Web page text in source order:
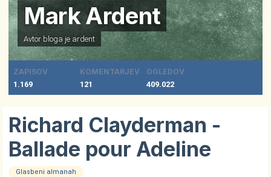
Mark Ardent
Avtor bloga je ardent
ZAPISOV
1.169
KOMENTARJEV
121
OGLEDOV
409.022
Richard Clayderman -
Ballade pour Adeline
Glasbeni almanah